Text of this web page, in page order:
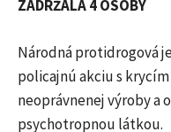
ZADRŽALA 4 OSOBY
Národná protidrogová
policajnú akciu s
neoprávnenej výroby a
psychotropnou látkou.